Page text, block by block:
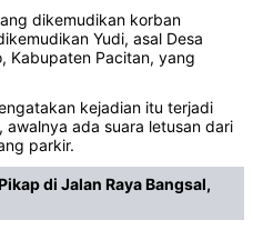
dikemudikan korban
Yudi, asal Desa
Kabupaten Pacitan, yang
kejadian itu terjadi
ada suara letusan dari
parkir.
di Jalan Raya Bangsal,